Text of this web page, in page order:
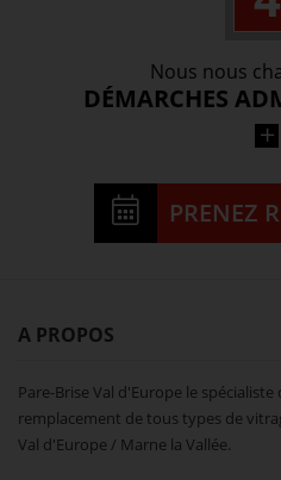
intervient dans les
Nous nous
DÉMARCHES
le remboursement de
de votre
PRENEZ
A PROPOS
Pare-Brise Val d'Europe le
remplacement de tous types de
Val d'Europe / Marne la Vallée.